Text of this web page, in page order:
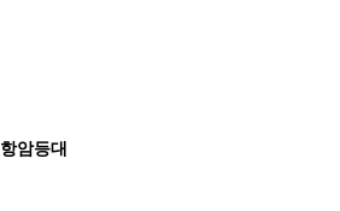
항암등대